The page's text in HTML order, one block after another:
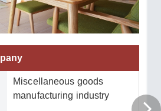
Miscellaneous goods
manufacturing industry